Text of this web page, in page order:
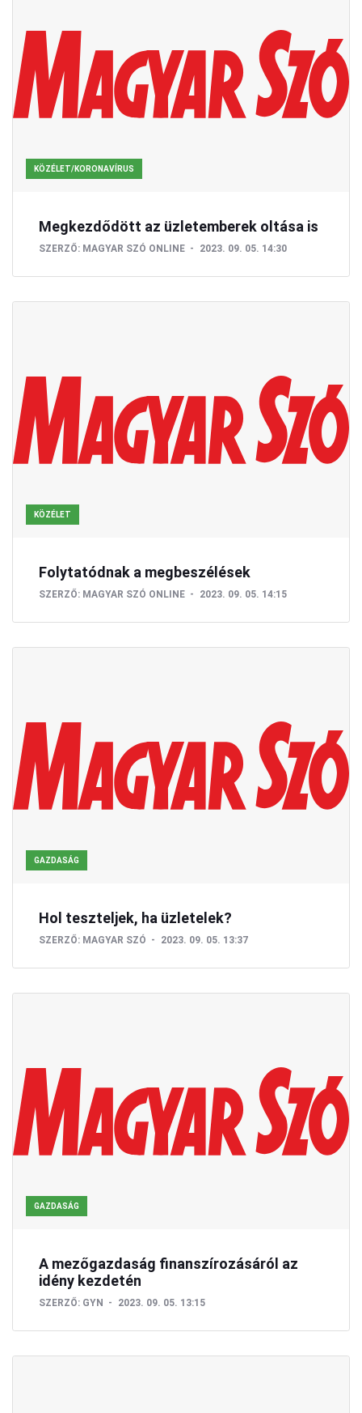
KÖZÉLET/KORONAVÍRUS
Megkezdődött az üzletemberek oltása is
SZERZŐ: MAGYAR SZÓ ONLINE 2023. 09. 05. 14:30
KÖZÉLET
Folytatódnak a megbeszélések
SZERZŐ: MAGYAR SZÓ ONLINE 2023. 09. 05. 14:15
GAZDASÁG
Hol teszteljek, ha üzletelek?
SZERZŐ: MAGYAR SZÓ 2023. 09. 05. 13:37
GAZDASÁG
A mezőgazdaság finanszírozásáról az
idény kezdetén
SZERZŐ: GYN 2023. 09. 05. 13:15